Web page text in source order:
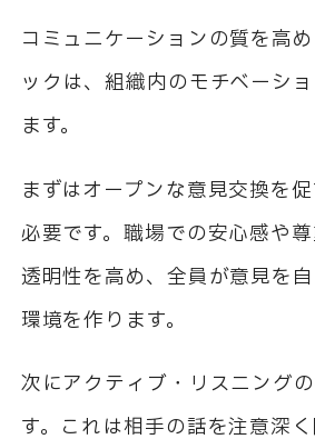
コミュニケーションの質を高
ックは、組織内のモチベーシ
ます。
まずはオープンな意見交換を
必要です。職場での安心感や
透明性を高め、全員が意見を
環境を作ります。
次にアクティブ・リスニング
す。これは相手の話を注意深く